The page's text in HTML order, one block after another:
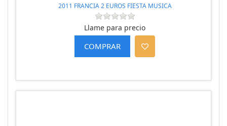
2011 FRANCIA 2 EUROS FIESTA MUSICA
Llame para precio